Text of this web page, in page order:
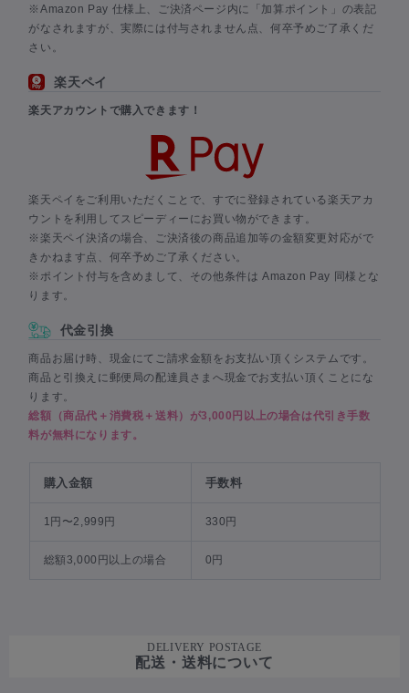
※Amazon Pay 仕様上、ご決済ページ内に「加算ポイント」の表記
がなされますが、実際には付与されません点、何卒予めご了承くだ
さい。
楽天ペイ
楽天アカウントで購入できます！
楽天ペイをご利用いただくことで、すでに登録されている楽天アカ
ウントを利用してスピーディーにお買い物ができます。
※楽天ペイ決済の場合、ご決済後の商品追加等の金額変更対応がで
きかねます点、何卒予めご了承ください。
※ポイント付与を含めまして、その他条件は Amazon Pay 同様とな
ります。
代金引換
商品お届け時、現金にてご請求金額をお支払い頂くシステムです。
商品と引換えに郵便局の配達員さまへ現金でお支払い頂くことにな
ります。
総額（商品代＋消費税＋送料）が3,000円以上の場合は代引き手数
料が無料になります。
購入金額 手数料
1円〜2,999円 330円
総額3,000円以上の場合 0円
DELIVERY POSTAGE
配送・送料について